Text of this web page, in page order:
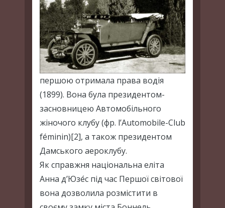
першою отримала права водія
(1899). Вона була президентом-
засновницею Автомобільного
жіночого клубу (фр. l’Automobile-Club
féminin)[2], а також президентом
Дамського аероклубу.
Як справжня національна еліта
Анна д’Юзе́с під час Першої світової
вона дозволила розмістити в